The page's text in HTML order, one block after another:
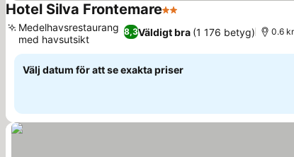
Hotel Silva Frontemare2 Stjärnor
8,3Väldigt bra (1 176 betyg)
Medelhavsrestaurang
med havsutsikt
0.6
Välj datum för att se exakta priser